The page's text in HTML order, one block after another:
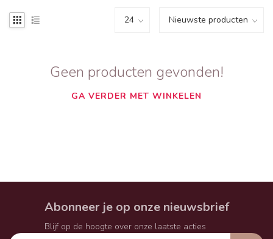
Geen producten gevonden!
GA VERDER MET WINKELEN
Abonneer je op onze nieuwsbrief
Blijf op de hoogte over onze laatste acties